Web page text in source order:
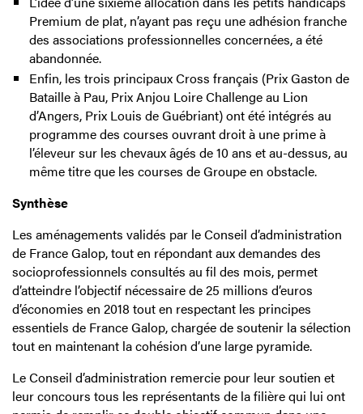
Premium de plat, n’ayant pas reçu une adhésion franche
des associations professionnelles concernées, a été
abandonnée.
Enfin, les trois principaux Cross français (Prix Gaston de
Bataille à Pau, Prix Anjou Loire Challenge au Lion
d’Angers, Prix Louis de Guébriant) ont été intégrés au
programme des courses ouvrant droit à une prime à
l’éleveur sur les chevaux âgés de 10 ans et au-dessus, au
même titre que les courses de Groupe en obstacle.
Synthèse
Les aménagements validés par le Conseil d’administration
de France Galop, tout en répondant aux demandes des
socioprofessionnels consultés au fil des mois, permet
d’atteindre l’objectif nécessaire de 25 millions d’euros
d’économies en 2018 tout en respectant les principes
essentiels de France Galop, chargée de soutenir la sélection
tout en maintenant la cohésion d’une large pyramide.
Le Conseil d’administration remercie pour leur soutien et
leur concours tous les représentants de la filière qui lui ont